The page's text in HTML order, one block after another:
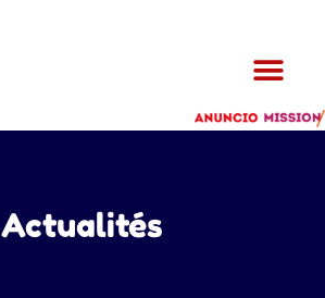
Actualités